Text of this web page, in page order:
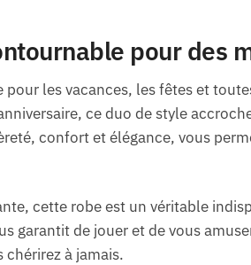
pour des
pour les vacances, les fêtes et
ce duo de style
confort et élégance, vous
cette robe est un véritable
garantit de jouer et de vous
à jamais.